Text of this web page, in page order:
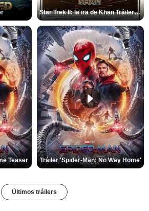
Star Trek II: la ira de Khan Tráiler VO
Teaser Tráiler 'Spider-Man: No Way Home'
Últimos tráilers